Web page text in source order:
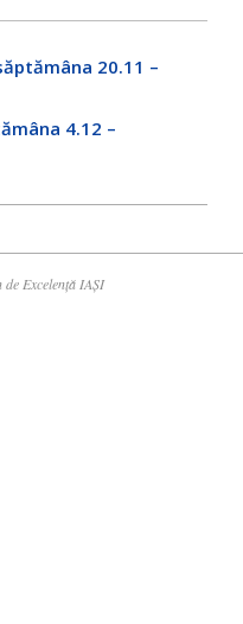
20.11 –
4.12 –
Excelență IAȘI